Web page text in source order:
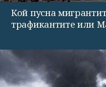
Кой пусна
трафикантите или